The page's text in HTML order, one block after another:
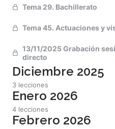
Tema 29. Bachillerato
Tema 45. Actuaciones y
13/11/2025 Grabación
directo
Diciembre 2025
3 lecciones
Enero 2026
4 lecciones
Febrero 2026